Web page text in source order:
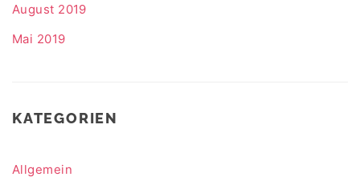
August 2019
Mai 2019
KATEGORIEN
Allgemein